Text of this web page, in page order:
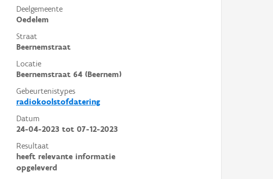
Deelgemeente
Oedelem
Straat
Beernemstraat
Locatie
Beernemstraat 64 (Beernem)
Gebeurtenistypes
radiokoolstofdatering
Datum
24-04-2023 tot 07-12-2023
Resultaat
heeft relevante informatie
opgeleverd